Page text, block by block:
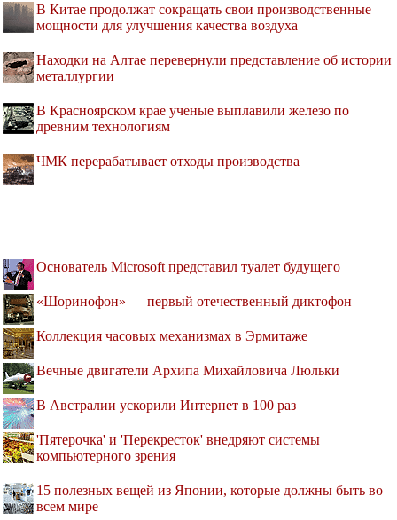
В Китае продолжат сокращать свои производственные
мощности для улучшения качества воздуха
Находки на Алтае перевернули представление об истории
металлургии
В Красноярском крае ученые выплавили железо по
древним технологиям
ЧМК перерабатывает отходы производства
Основатель Microsoft представил туалет будущего
«Шоринофон» — первый отечественный диктофон
Коллекция часовых механизмах в Эрмитаже
Вечные двигатели Архипа Михайловича Люльки
В Австралии ускорили Интернет в 100 раз
'Пятерочка' и 'Перекресток' внедряют системы
компьютерного зрения
15 полезных вещей из Японии, которые должны быть во
всем мире